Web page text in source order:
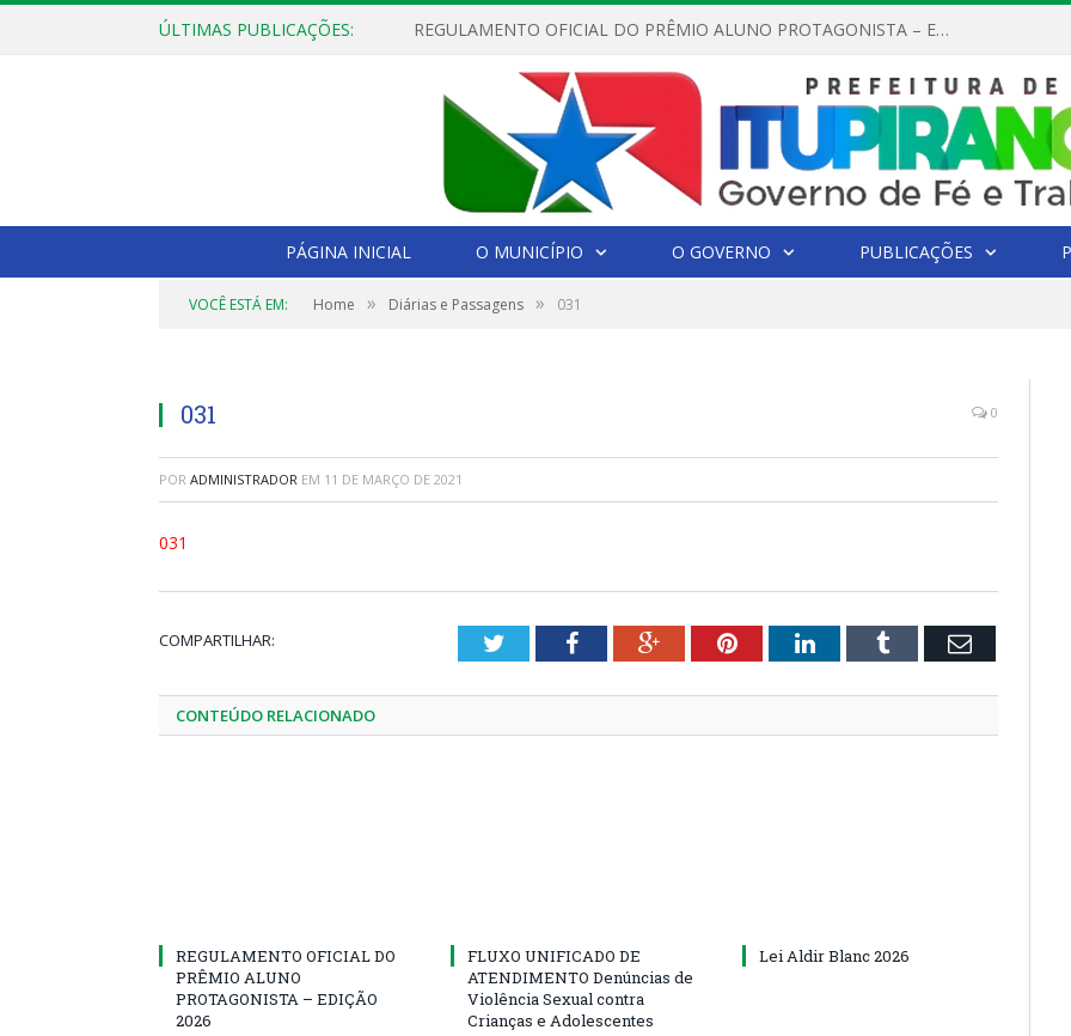
ÚLTIMAS PUBLICAÇÕES: REGULAMENTO OFICIAL DO PRÊMIO ALUNO PROTAGONISTA – EDIÇÃO 2026
PÁGINA INICIAL O MUNICÍPIO O GOVERNO PUBLICAÇÕES
VOCÊ ESTÁ EM: Home » Diárias e Passagens » 031
031 0
POR ADMINISTRADOR EM 11 DE MARÇO DE 2021
031
COMPARTILHAR: TwitterFacebookGoogle+PinterestLinkedInTumblr Email
CONTEÚDO RELACIONADO
REGULAMENTO OFICIAL DO
PRÊMIO ALUNO
PROTAGONISTA – EDIÇÃO
2026
FLUXO UNIFICADO DE
ATENDIMENTO Denúncias de
Violência Sexual contra
Crianças e Adolescentes
Lei Aldir Blanc 2026